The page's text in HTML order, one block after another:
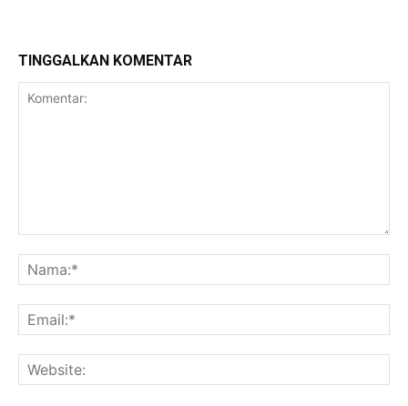
TINGGALKAN KOMENTAR